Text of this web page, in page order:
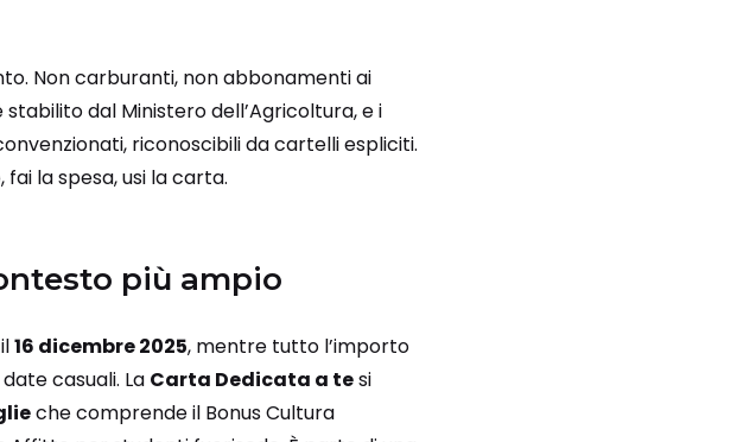
Non carburanti, non abbonamenti ai
dal Ministero dell’Agricoltura, e i
riconoscibili da cartelli espliciti.
la spesa, usi la carta.
più ampio
16 dicembre 2025, mentre tutto l’importo
casuali. La Carta Dedicata a tesi
che comprende il Bonus Cultura